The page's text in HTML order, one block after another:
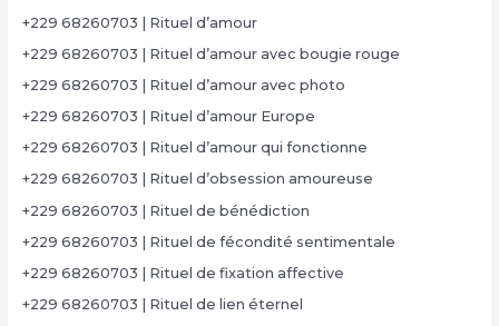
+229 68260703 | Rituel d’amour
+229 68260703 | Rituel d’amour avec bougie rouge
+229 68260703 | Rituel d’amour avec photo
+229 68260703 | Rituel d’amour Europe
+229 68260703 | Rituel d’amour qui fonctionne
+229 68260703 | Rituel d’obsession amoureuse
+229 68260703 | Rituel de bénédiction
+229 68260703 | Rituel de fécondité sentimentale
+229 68260703 | Rituel de fixation affective
+229 68260703 | Rituel de lien éternel